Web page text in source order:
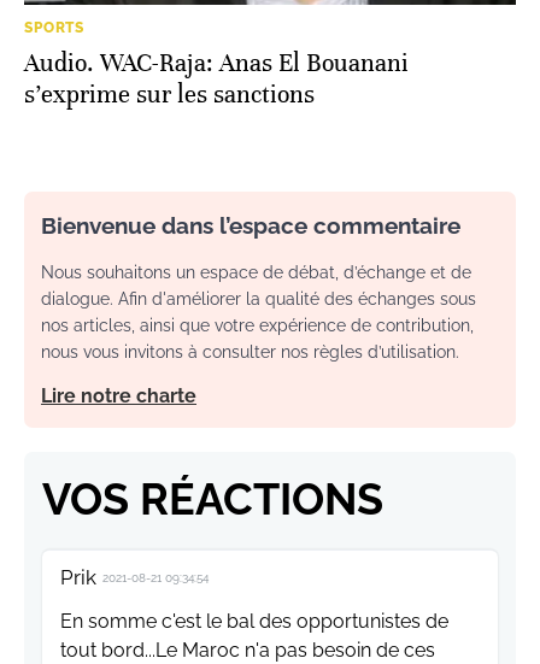
SPORTS
Audio. WAC-Raja: Anas El Bouanani
s’exprime sur les sanctions
Bienvenue dans l’espace commentaire
Nous souhaitons un espace de débat, d’échange et de
dialogue. Afin d'améliorer la qualité des échanges sous
nos articles, ainsi que votre expérience de contribution,
nous vous invitons à consulter nos règles d’utilisation.
Lire notre charte
VOS RÉACTIONS
Prik 2021-08-21 09:34:54
En somme c'est le bal des opportunistes de
tout bord...Le Maroc n'a pas besoin de ces